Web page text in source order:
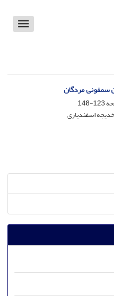
Toggle
سمفونی مردگان
123-148
اسفندیاری